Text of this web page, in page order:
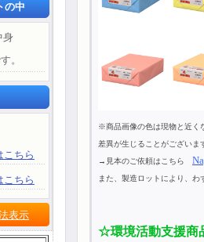
の中
身
。
こちら
こちら
表示
※商品画像の色は現物と近く
差異が生じることがございま
→見本のご依頼はこちら
また、製造ロットにより、わ
☆環境活動支援商